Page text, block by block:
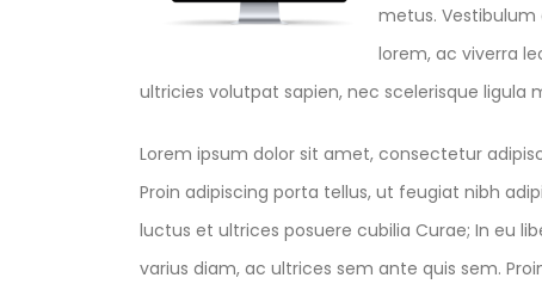
metus. Vestibulum
lorem, ac viverra
ultricies volutpat sapien, nec scelerisque ligula
Lorem ipsum dolor sit amet, consectetur
Proin adipiscing porta tellus, ut feugiat nibh
luctus et ultrices posuere cubilia Curae; In eu
varius diam, ac ultrices sem ante quis sem.